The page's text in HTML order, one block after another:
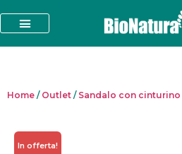
Home / Outlet / Sandalo con cinturino
In offerta!